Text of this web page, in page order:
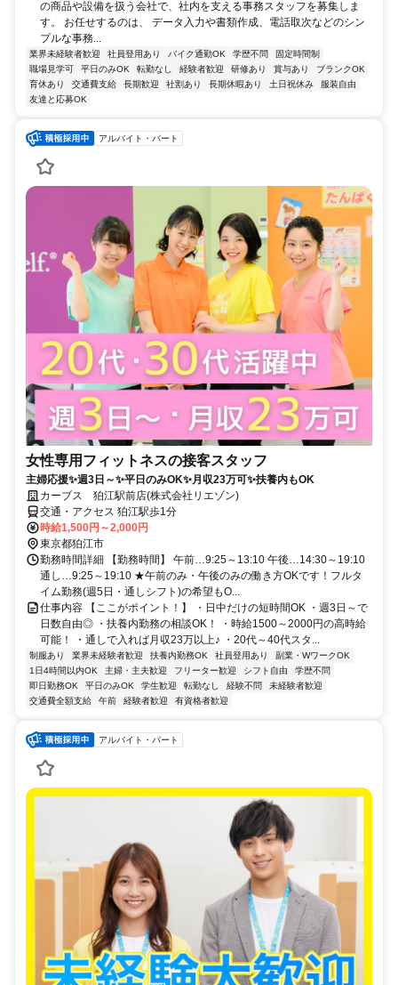
の商品や設備を扱う会社で、社内を支える事務スタッフを募集しま
す。 お任せするのは、 データ入力や書類作成、電話取次などのシン
プルな事務...
業界未経験者歓迎 社員登用あり バイク通勤OK 学歴不問
固定時間制
職場見学可
平日のみOK 転勤なし 経験者歓迎 研修あり 賞与あり
ブランクOK
育休あり
交通費支給 長期歓迎 社割あり 長期休暇あり 土日祝休み
服装自由
友達と応募OK
アルバイト・パート
女性専用フィットネスの接客スタッフ
主婦応援✨週3日～✨平日のみOK✨月収23万可✨扶養内もOK
カーブス 狛江駅前店(株式会社リエゾン)
交通・アクセス 狛江駅歩1分
時給1,500円～2,000円
東京都狛江市
勤務時間詳細 【勤務時間】 午前…9:25～13:10 午後…14:30～19:10
通し…9:25～19:10 ★午前のみ・午後のみの働き方OKです！フルタ
イム勤務(週5日・通しシフト)の希望もO...
仕事内容 【ここがポイント！】 ・日中だけの短時間OK ・週3日～で
日数自由◎ ・扶養内勤務の相談OK！ ・時給1500～2000円の高時給
可能！ ・通しで入れば月収23万以上♪ ・20代～40代スタ...
制服あり 業界未経験者歓迎 扶養内勤務OK 社員登用あり
副業・WワークOK
1日4時間以内OK
主婦・主夫歓迎 フリーター歓迎 シフト自由
学歴不問
即日勤務OK
平日のみOK 学生歓迎 転勤なし 経験不問
未経験者歓迎
交通費全額支給
午前 経験者歓迎 有資格者歓迎
アルバイト・パート